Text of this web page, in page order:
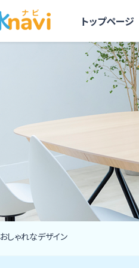
トップページ
おしゃれなデザイン